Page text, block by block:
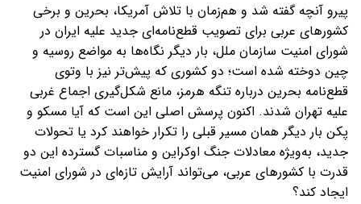
پیرو آنچه گفته شد و هم‌زمان با تلاش آمریکا، بحرین و برخی
کشورهای عربی برای تصویب قطع‌نامه‌ای جدید علیه ایران در
شورای امنیت سازمان ملل، بار دیگر نگاه‌ها به مواضع روسیه و
چین دوخته شده است؛ دو کشوری که پیش‌تر نیز با وتوی
قطع‌نامه بحرین درباره تنگه هرمز، مانع شکل‌گیری اجماع غربی
علیه تهران شدند. اکنون پرسش اصلی این است که آیا مسکو و
پکن بار دیگر همان مسیر قبلی را تکرار خواهند کرد یا تحولات
جدید، به‌ویژه معادلات جنگ اوکراین و مناسبات گسترده این دو
قدرت با کشورهای عربی، می‌تواند آرایش تازه‌ای در شورای امنیت
ایجاد کند؟